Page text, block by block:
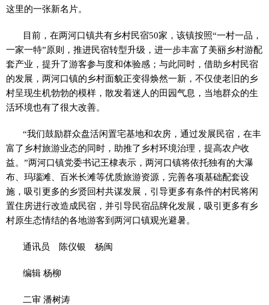
这里的一张新名片。
目前，在两河口镇共有乡村民宿50家，该镇按照“一村一品，
一家一特”原则，推进民宿转型升级，进一步丰富了美丽乡村游配
套产业，提升了游客参与度和体验感；与此同时，借助乡村民宿
的发展，两河口镇的乡村面貌正变得焕然一新，不仅使老旧的乡
村呈现生机勃勃的模样，散发着迷人的田园气息，当地群众的生
活环境也有了很大改善。
“我们鼓励群众盘活闲置宅基地和农房，通过发展民宿，在丰
富了乡村旅游业态的同时，助推了乡村环境治理，提高农户收
益。”两河口镇党委书记王棣表示，两河口镇将依托独有的大瀑
布、玛瑙滩、百米长滩等优质旅游资源，完善各项基础配套设
施，吸引更多的乡贤回村共谋发展，引导更多有条件的村民将闲
置住房进行改造成民宿，并引导民宿品牌化发展，吸引更多有乡
村原生态情结的各地游客到两河口镇观光避暑。
通讯员 陈仪银 杨闽
编辑 杨柳
二审 潘树涛